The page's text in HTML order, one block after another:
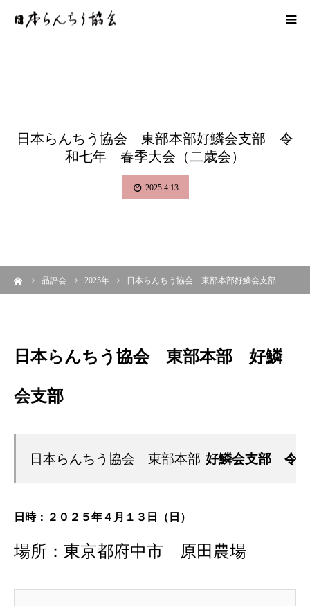
日本らんちう協会 東部本部好鱗会支部 令
和七年 春季大会（二歳会）
2025.4.13
品評会 2025年 日本らんちう協会 東部本部好鱗会支部 令和七年 春季大会（二歳会）
日本らんちう協会 東部本部 好鱗
会支部
日本らんちう協会　東部本部 好鱗会支部　令
日時：２０２５年４月１３日（日）
場所：東京都府中市 原田農場